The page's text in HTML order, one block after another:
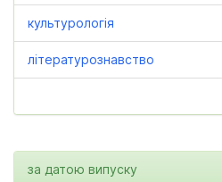
культурологія
літературознавство
за датою випуску